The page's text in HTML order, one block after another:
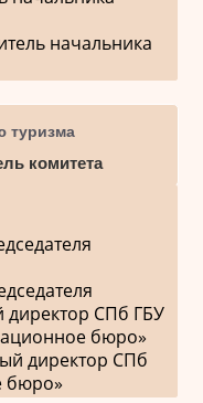
начальника
туризма
комитета
СПб ГБУ
бюро»
директор СПб
бюро»